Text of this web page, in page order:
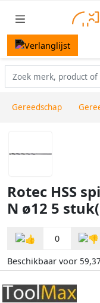
Gereedschap
Rotec HSS
N ø12 5
0
Beschikbaar voor 59,37